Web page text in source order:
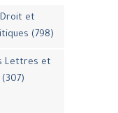
Droit et
(798)
Lettres et